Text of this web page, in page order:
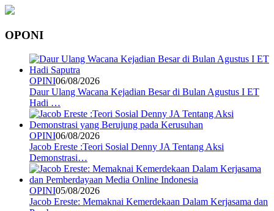
OPONI
OPINI06/08/2026
Daur Ulang Wacana Kejadian Besar di Bulan Agustus I ET
Hadi …
OPINI06/08/2026
Jacob Ereste :Teori Sosial Denny JA Tentang Aksi
Demonstrasi…
OPINI05/08/2026
Jacob Ereste: Memaknai Kemerdekaan Dalam Kerjasama dan